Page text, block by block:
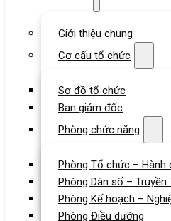
Giới thiệu chung
Cơ cấu tổ chức
Sơ đồ tổ chức
Ban giám đốc
Phòng chức năng
Phòng Tổ chức – Hành
Phòng Dân số –
Phòng Kế hoạch –
Phòng Điều dưỡng